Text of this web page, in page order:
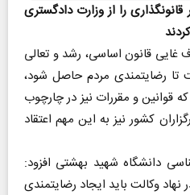
را از وزارت دادگستری
غایی قانون اساسی، رشد و تعالی
رضایتمندی مردم حاصل شود،
و مقررات نیز در چارچوب
کشور نیز به این مهم اعتقاد
دانشگاه شهید بهشتی افزود:
وکالت باید ایجاد رضایتمندی